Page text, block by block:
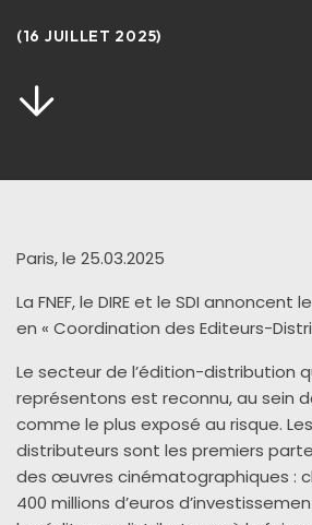
16 JUILLET 2025
Paris, le 25.03.2025
La FNEF, le DIRE et le SDI
en « Coordination des Editeurs-
Le secteur de l’édition-distribution
représentons est reconnu, au sein
comme le plus exposé au risque.
distributeurs sont les premiers
des œuvres cinématographiques :
400 millions d’euros